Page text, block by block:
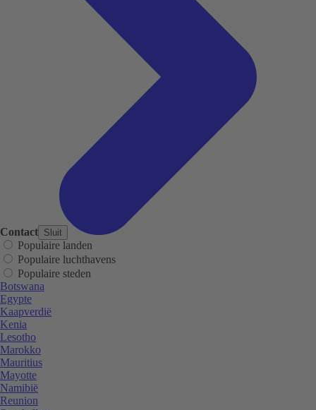
Contact Sluit
Populaire landen
Populaire luchthavens
Populaire steden
Botswana
Egypte
Kaapverdië
Kenia
Lesotho
Marokko
Mauritius
Mayotte
Namibië
Reunion